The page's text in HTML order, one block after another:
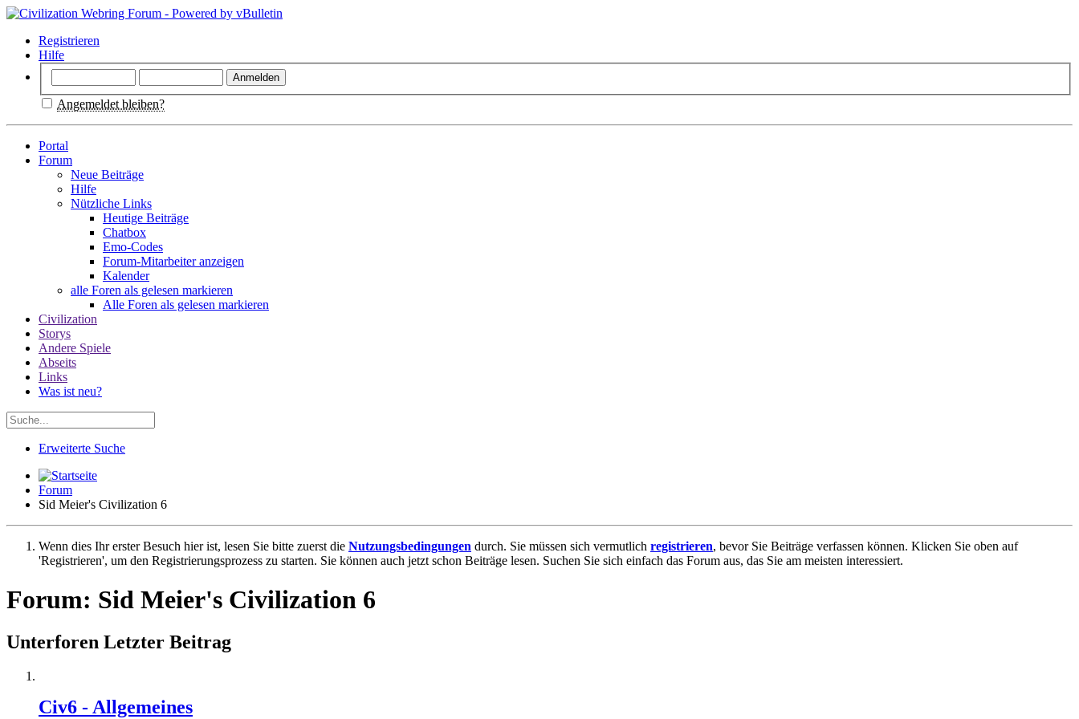
Registrieren
Hilfe
Angemeldet bleiben?
Portal
Forum
Neue Beiträge
Hilfe
Nützliche Links
Heutige Beiträge
Chatbox
Emo-Codes
Forum-Mitarbeiter anzeigen
Kalender
alle Foren als gelesen markieren
Alle Foren als gelesen markieren
Civilization
Storys
Andere Spiele
Abseits
Links
Was ist neu?
Erweiterte Suche
Forum
Sid Meier's Civilization 6
Wenn dies Ihr erster Besuch hier ist, lesen Sie bitte zuerst die Nutzungsbedingungen durch. Sie müssen sich vermutlich registrieren, bevor Sie Beiträge verfassen können. Klicken Sie oben auf
'Registrieren', um den Registrierungsprozess zu starten. Sie können auch jetzt schon Beiträge lesen. Suchen Sie sich einfach das Forum aus, das Sie am meisten interessiert.
Forum: Sid Meier's Civilization 6
Unterforen Letzter Beitrag
Civ6 - Allgemeines